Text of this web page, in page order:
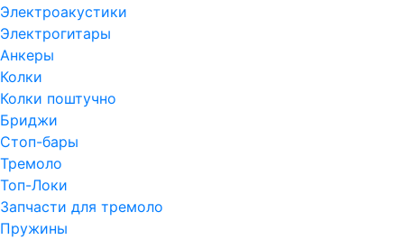
Электроакустики
Электрогитары
Анкеры
Колки
Колки поштучно
Бриджи
Стоп-бары
Тремоло
Топ-Локи
Запчасти для тремоло
Пружины